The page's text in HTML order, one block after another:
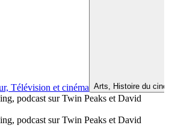
Télévision et cinéma Arts, Histoire du
podcast sur Twin Peaks et David
podcast sur Twin Peaks et David